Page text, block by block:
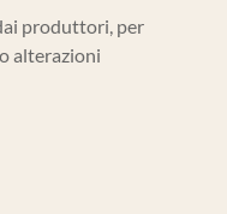
produttori, per
alterazioni